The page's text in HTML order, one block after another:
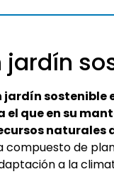
jardín
jardín sostenible
el que en su
naturales
compuesto de
a la